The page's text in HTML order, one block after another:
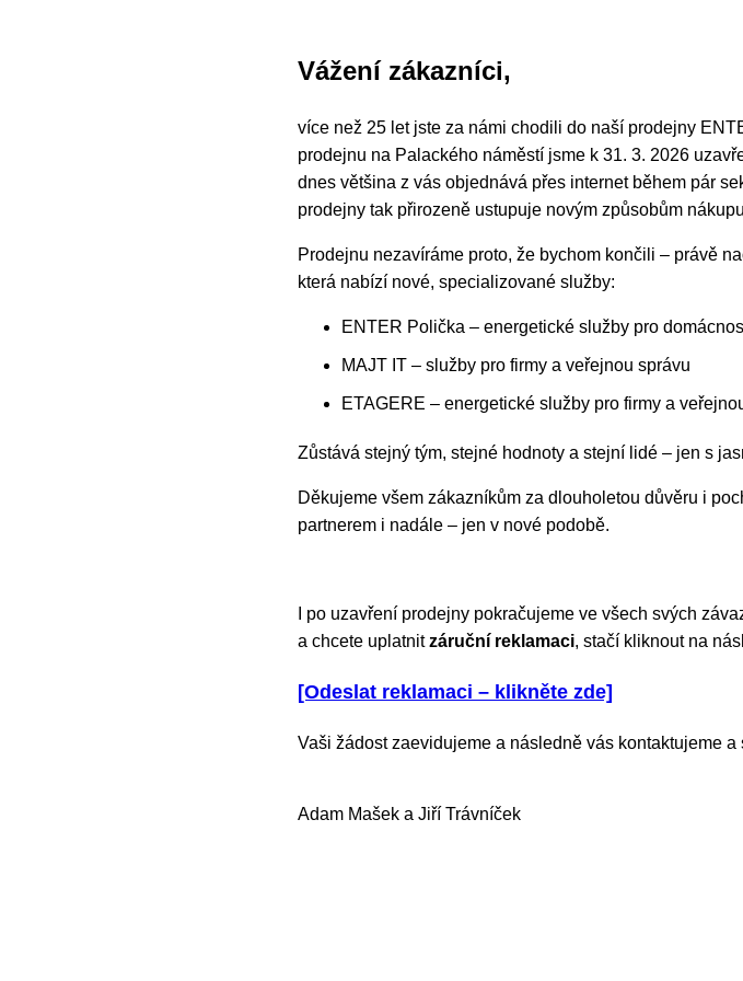
Vážení zákazníci,
více než 25 let jste za námi chodili do naší prodejny
prodejnu na Palackého náměstí jsme k 31. 3. 2026
dnes většina z vás objednává přes internet během pár
prodejny tak přirozeně ustupuje novým způsobům
Prodejnu nezavíráme proto, že bychom končili – právě
která nabízí nové, specializované služby:
ENTER Polička – energetické služby pro
MAJT IT – služby pro firmy a veřejnou správu
ETAGERE – energetické služby pro firmy a
Zůstává stejný tým, stejné hodnoty a stejní lidé – jen s
Děkujeme všem zákazníkům za dlouholetou důvěru i
partnerem i nadále – jen v nové podobě.
I po uzavření prodejny pokračujeme ve všech svých
a chcete uplatnitzáruční reklamaci, stačí kliknout na
[Odeslat reklamaci – klikněte zde]
Vaši žádost zaevidujeme a následně vás kontaktujeme a
Adam Mašek a Jiří Trávníček